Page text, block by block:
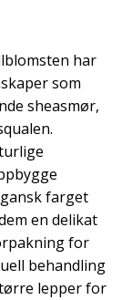
har
som
sheasmør,
farget
en delikat
for
behandling
lepper for